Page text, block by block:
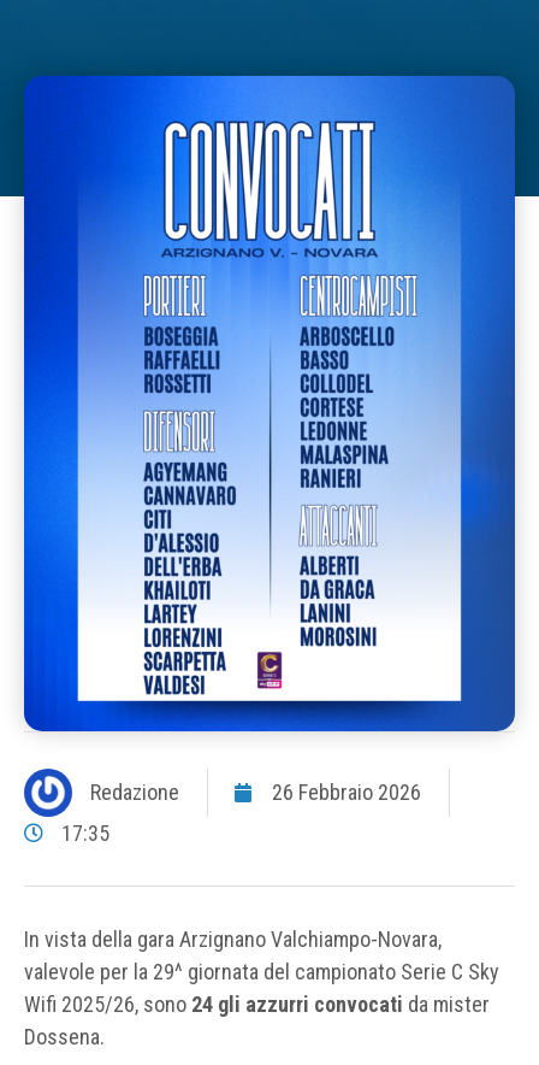
Redazione
26 Febbraio 2026
17:35
In vista della gara Arzignano Valchiampo-Novara,
valevole per la 29^ giornata del campionato Serie C Sky
Wifi 2025/26, sono 24 gli azzurri convocati da mister
Dossena.